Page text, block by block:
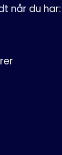
når du har: